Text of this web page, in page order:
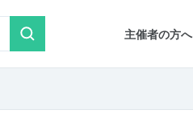
主催者の方へ